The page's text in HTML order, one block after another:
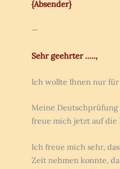
{Absender}
—
Sehr geehrter …..,
Ich wollte Ihnen nur
Meine
freue mich jetzt auf die
Ich freue mich sehr,
Zeit nehmen konnte,